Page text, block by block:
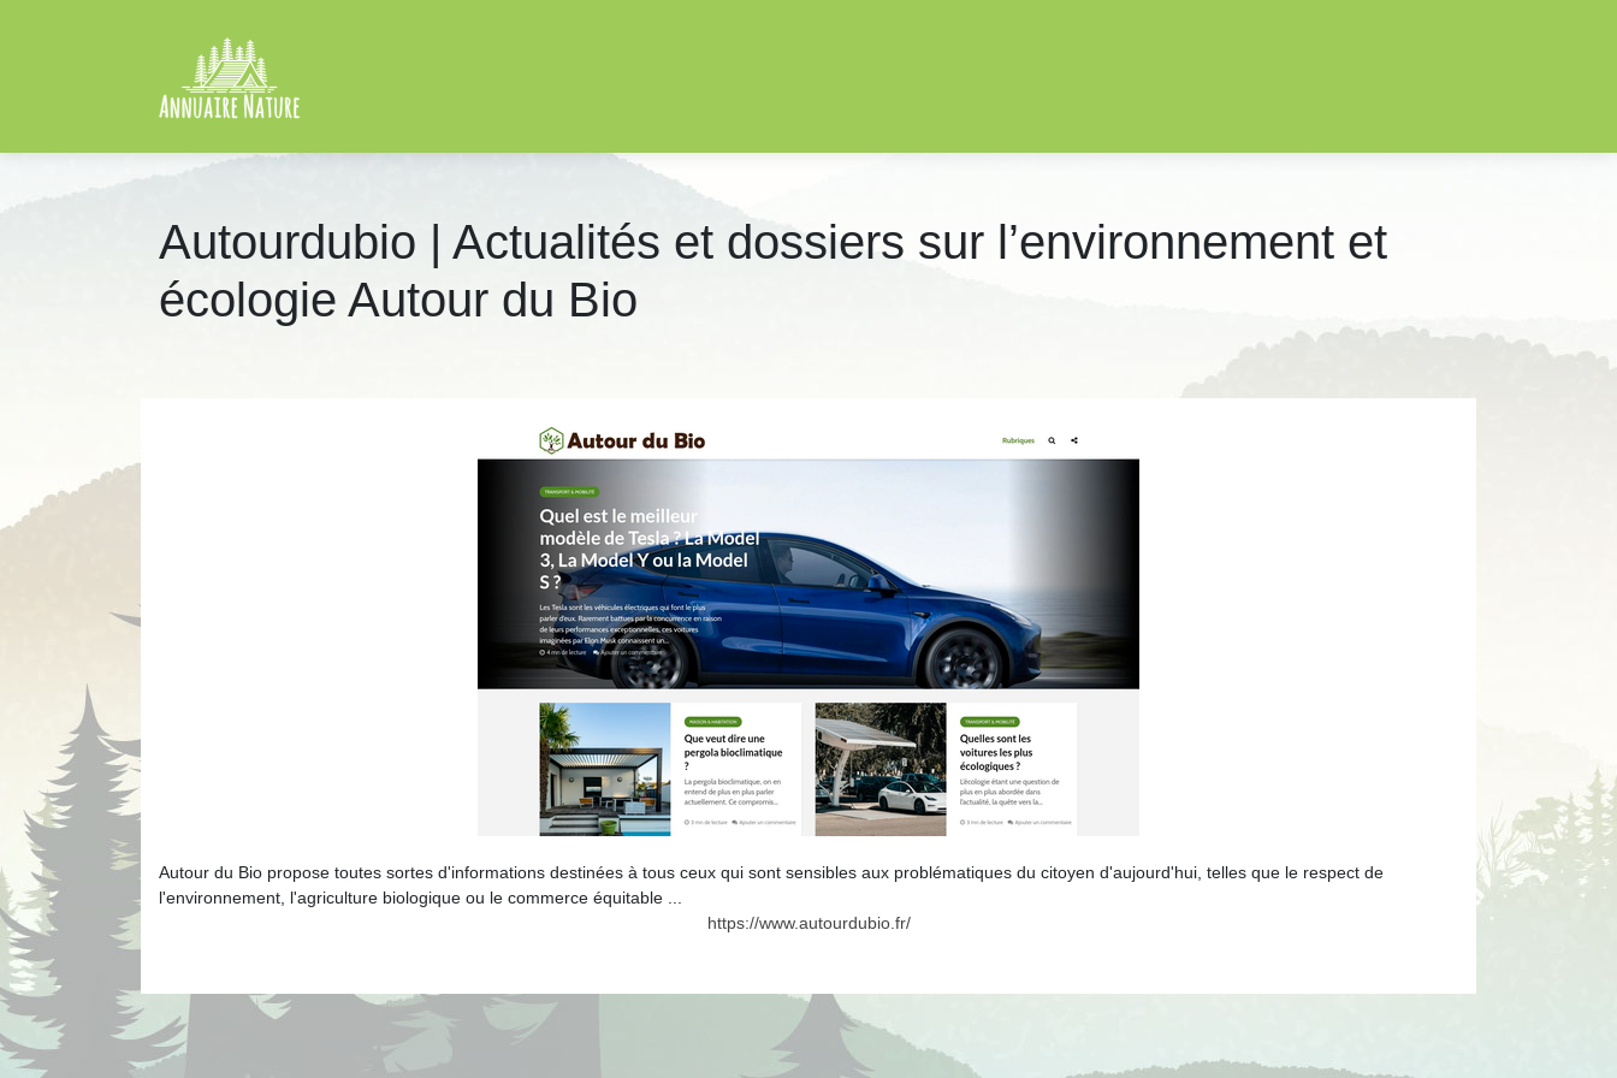
Autourdubio | Actualités et dossiers sur l’en­viron­ne­ment et
écologie Autour du Bio
Autour du Bio propose toutes sortes d'informations destinées à tous ceux qui sont sensibles aux problématiques du citoyen d'aujourd'hui, telles que le respect de
l'environnement, l'agriculture biologique ou le commerce équitable ...
https://www.autourdubio.fr/